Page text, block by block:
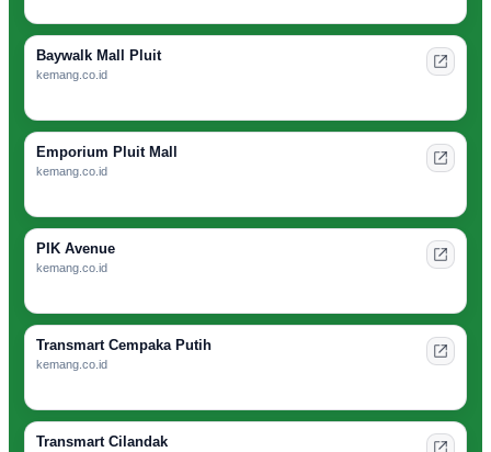
Baywalk Mall Pluit
kemang.co.id
Emporium Pluit Mall
kemang.co.id
PIK Avenue
kemang.co.id
Transmart Cempaka Putih
kemang.co.id
Transmart Cilandak